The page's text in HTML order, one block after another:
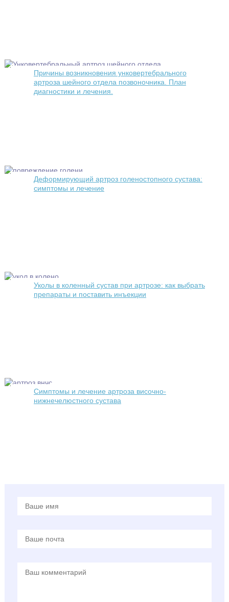
Причины возникновения унковертебрального
артроза шейного отдела позвоночника. План
диагностики и лечения.
Деформирующий артроз голеностопного сустава:
симптомы и лечение
Уколы в коленный сустав при артрозе: как выбрать
препараты и поставить инъекции
Симптомы и лечение артроза височно-
нижнечелюстного сустава